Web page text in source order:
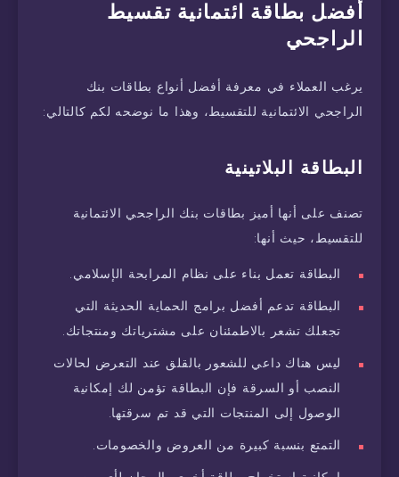
أفضل بطاقة ائتمانية تقسيط
الراجحي
يرغب العملاء في معرفة أفضل أنواع بطاقات بنك
الراجحي الائتمانية للتقسيط، وهذا ما نوضحه لكم كالتالي:
البطاقة البلاتينية
تصنف على أنها أميز بطاقات بنك الراجحي الائتمانية
للتقسيط، حيث أنها:
البطاقة تعمل بناء على نظام المرابحة الإسلامي.
البطاقة تدعم أفضل برامج الحماية الحديثة التي
تجعلك تشعر بالاطمئنان على مشترياتك ومنتجاتك.
ليس هناك داعي للشعور بالقلق عند التعرض لحالات
النصب أو السرقة فإن البطاقة تؤمن لك إمكانية
الوصول إلى المنتجات التي قد تم سرقتها.
التمتع بنسبة كبيرة من العروض والخصومات.